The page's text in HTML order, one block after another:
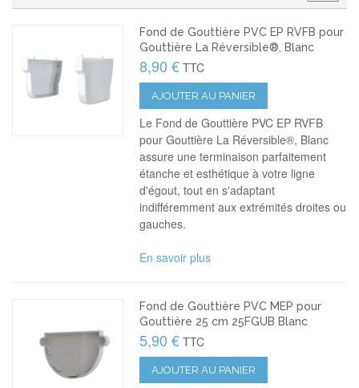
Fond de Gouttière PVC EP RVFB pour
Gouttière La Réversible®, Blanc
8,90 € TTC
AJOUTER AU PANIER
Le Fond de Gouttière PVC EP RVFB
pour Gouttière La Réversible®, Blanc
assure une terminaison parfaitement
étanche et esthétique à votre ligne
d'égout, tout en s'adaptant
indifféremment aux extrémités droites ou
gauches.
En savoir plus
Fond de Gouttière PVC MEP pour
Gouttière 25 cm 25FGUB Blanc
5,90 € TTC
AJOUTER AU PANIER